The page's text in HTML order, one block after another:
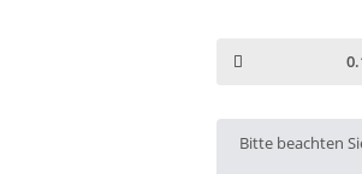
x
Bitte beachten